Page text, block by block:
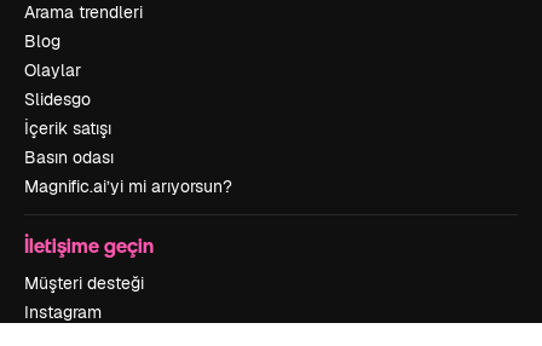
Arama trendleri
Blog
Olaylar
Slidesgo
İçerik satışı
Basın odası
Magnific.ai’yi mi arıyorsun?
İletişime geçin
Müşteri desteği
Instagram